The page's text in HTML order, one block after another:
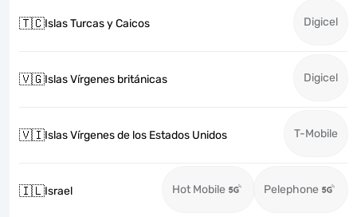
🇹🇨Islas Turcas y Caicos Digicel
🇻🇬Islas Vírgenes británicas Digicel
🇻🇮Islas Vírgenes de los Estados Unidos T-Mobile
🇮🇱Israel Hot Mobile Pelephone